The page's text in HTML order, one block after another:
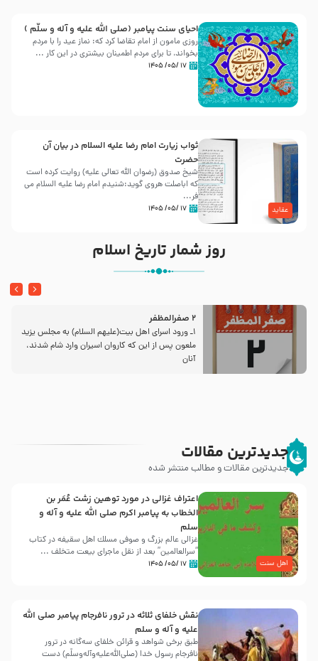
احیای سنت پیامبر (صلی الله علیه و آله و سلّم )
روزی مامون از امام تقاضا کرد که: نماز عید را با مردم
بخواند، تا برای مردم اطمینان بیشتری در این کار ...
۱۷ /۰۵/ ۱۴۰۵
عقاید
ثواب زیارت امام رضا علیه السلام در بیان آن
حضرت
شیخ صدوق (رضوان الله تعالی علیه) روایت کرده است
که اباصلت هروی گوید:شنیدم امام رضا علیه السلام می
فر...
۱۷ /۰۵/ ۱۴۰۵
روز شمار تاریخ اسلام
2 صفرالمظفر
1ـ ورود اسراى اهل بیت‌(علیهم السلام) به مجلس یزید
ملعون پس از این كه كاروان اسیران وارد شام شدند،
آنان
جدیدترین مقالات
جدیدترین مقالات و مطالب منتشر شده
اهل سنت
اعتراف غزالی در مورد توهین زشت عُمَر بن
الخطاب به پیامبر اکرم صلی الله علیه و آله و
سلم
غزالی عالم بزرگ و صوفی مسلك اهل سقيفه در کتاب
“سرالعالمین” بعد از نقل ماجرای بیعت متخلف ...
۱۷ /۰۵/ ۱۴۰۵
نقش خلفای ثلاثه در ترور نافرجام پیامبر صلی الله
علیه و آله و سلم
طبق برخی شواهد و قرائن خلفای سه‌گانه در ترور
نافرجام رسول خدا (صلی‌الله‌علیه‌و‌آله‌وسلّم) دست